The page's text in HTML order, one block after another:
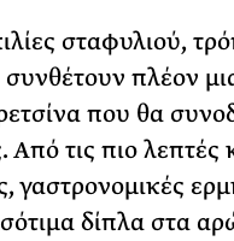
σταφυλιού,
πλέον
που θα
τις πιο λεπτές
γαστρονομικές
δίπλα στα